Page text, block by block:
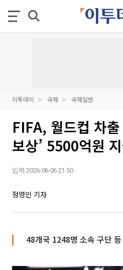
이투데이 국제 국제일반
FIFA, 월드컵 차
보상’ 5500억원
입력 2026-06-06 21:50
정영인 기자
48개국 1248명 소속 구단